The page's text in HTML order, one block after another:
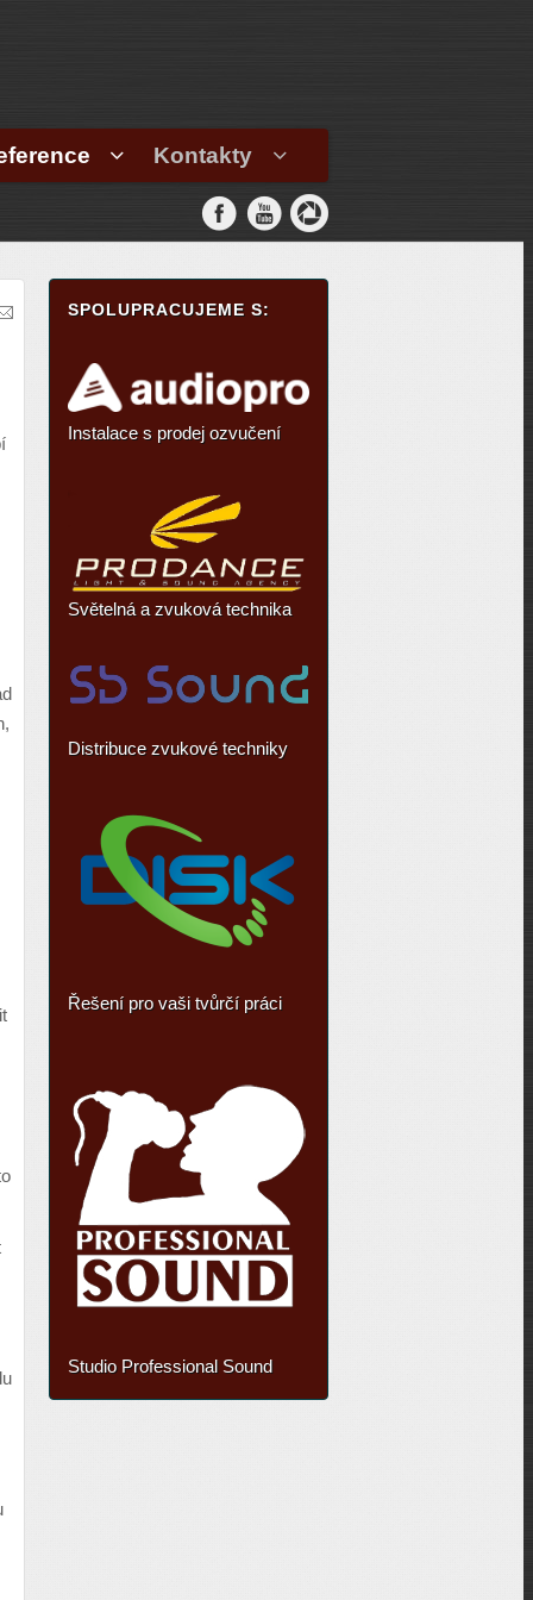
Kontakty
SPOLUPRACUJEME S:
Instalace s prodej ozvučení
Světelná a zvuková technika
Distribuce zvukové techniky
Řešení pro vaši tvůrčí práci
Studio Professional Sound